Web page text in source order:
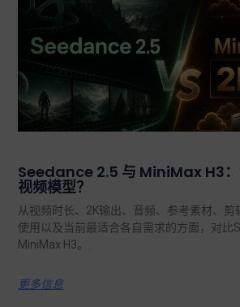
Seedance 2.5 与 MiniMax H3：
视频模型？
从视频时长、2K输出、音频、参考素材、剪
使用以及当前最适合各自需求的方面，对比
MiniMax H3。.
更多信息